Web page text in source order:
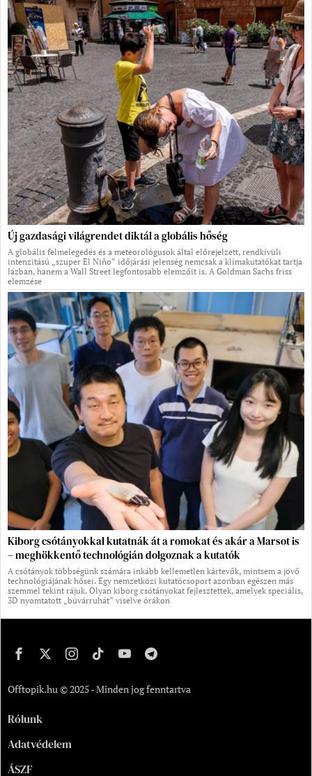
Új gazdasági világrendet diktál a globális hőség
A globális felmelegedés és a meteorológusok által előrejelzett, rendkívüli
intenzitású „szuper El Niño” időjárási jelenség nemcsak a klímakutatókat tartja
lázban, hanem a Wall Street legfontosabb elemzőit is. A Goldman Sachs friss
elemzése
Kiborg csótányokkal kutatnák át a romokat és akár a Marsot is
– meghökkentő technológián dolgoznak a kutatók
A csótányok többségünk számára inkább kellemetlen kártevők, mintsem a jövő
technológiájának hősei. Egy nemzetközi kutatócsoport azonban egészen más
szemmel tekint rájuk. Olyan kiborg csótányokat fejlesztettek, amelyek speciális,
3D nyomtatott „búvárruhát” viselve órákon
Offtopik.hu © 2025 - Minden jog fenntartva
Rólunk
Adatvédelem
ÁSZF